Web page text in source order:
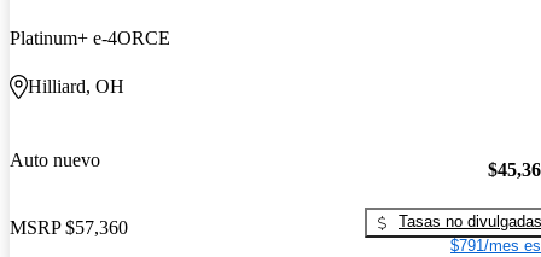
Platinum+ e-4ORCE
Hilliard, OH
Auto nuevo
MSRP $57,360
Tasas no divulgadas
$791/mes